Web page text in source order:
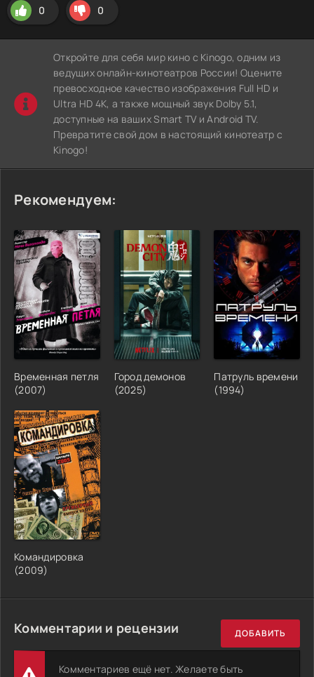
0 0
Откройте для себя мир кино с Kinogo, одним из
ведущих онлайн-кинотеатров России! Оцените
превосходное качество изображения Full HD и
Ultra HD 4K, а также мощный звук Dolby 5.1,
доступные на ваших Smart TV и Android TV.
Превратите свой дом в настоящий кинотеатр с
Kinogo!
Рекомендуем:
Временная петля
(2007)
Город демонов
(2025)
Патруль времени
(1994)
Командировка
(2009)
Комментарии и рецензии ДОБАВИТЬ
Комментариев ещё нет. Желаете быть